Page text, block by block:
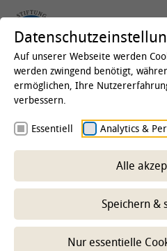
Startseite
Nutztierklinikums
Anmeldung zur
Tiergartentagung
Auf unserer Webseite werden
werden zwingend benötigt,
ermöglichen, Ihre
verbessern.
Essentiell Analytics &
Alle
Speichern &
Nur essentielle